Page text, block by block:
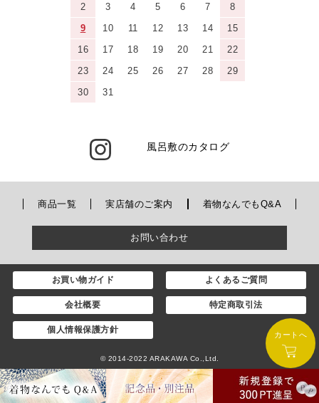
2
3 4 5 6 7
8
9
10 11 12 13 14
15
16
17 18 19 20 21
22
23
24 25 26 27 28
29
30
31
風呂敷のカタログ
商品一覧 実店舗のご案内 着物なんでもQ&A
お問い合わせ
お買い物ガイド よくあるご質問
会社概要 特定商取引法
個人情報保護方針
© 2014-2022 ARAKAWA Co.,Ltd.
カートへ